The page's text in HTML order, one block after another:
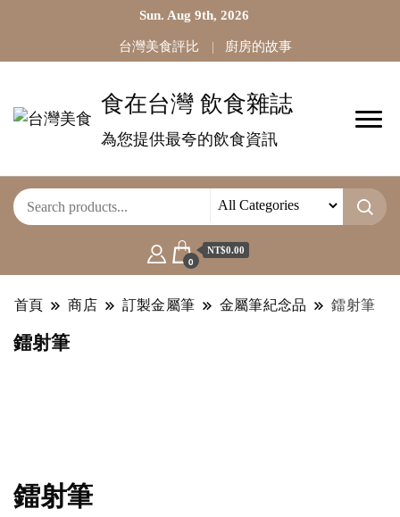
Sun. Aug 9th, 2026
台灣美食評比 廚房的故事
食在台灣 飲食雜誌
為您提供最夸的飲食資訊
0
NT$0.00
首頁 商店 訂製金屬筆 金屬筆紀念品 鐳射筆
鐳射筆
鐳射筆